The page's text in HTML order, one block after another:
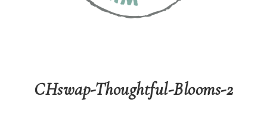
CHswap-Thoughtful-Blooms-2